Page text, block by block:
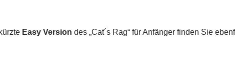
Easy Version des „Cat´s Rag“ für Anfänger finden Sie